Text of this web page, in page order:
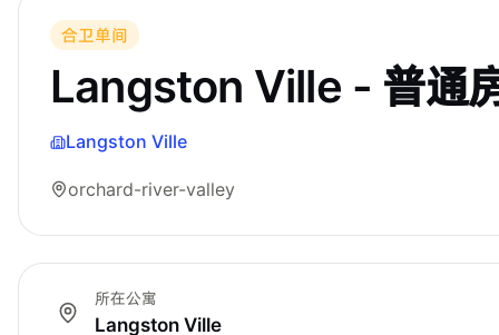
合卫单间
Langston Ville - 普通
Langston Ville
orchard-river-valley
所在公寓
Langston Ville